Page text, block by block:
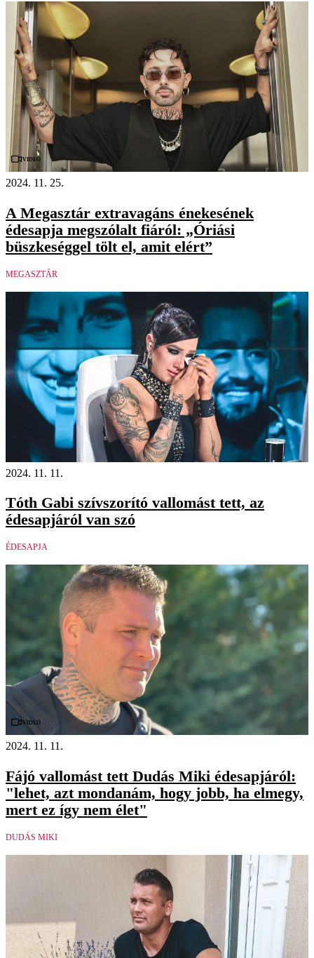
Videó
2024. 11. 25.
A Megasztár extravagáns énekesének
édesapja megszólalt fiáról: „Óriási
büszkeséggel tölt el, amit elért”
MEGASZTÁR
2024. 11. 11.
Tóth Gabi szívszorító vallomást tett, az
édesapjáról van szó
ÉDESAPJA
Videó
2024. 11. 11.
Fájó vallomást tett Dudás Miki édesapjáról:
"lehet, azt mondanám, hogy jobb, ha elmegy,
mert ez így nem élet"
DUDÁS MIKI